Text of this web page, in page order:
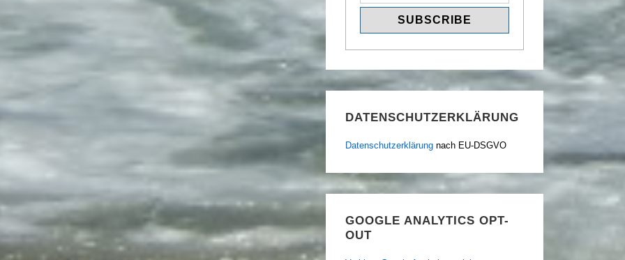
DATENSCHUTZERKLÄRUNG
Datenschutzerklärung nach EU-DSGVO
GOOGLE ANALYTICS OPT-
OUT